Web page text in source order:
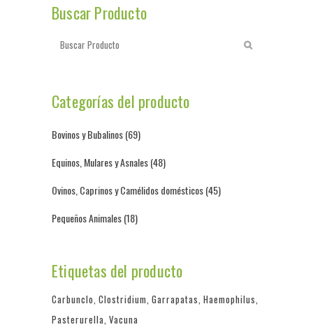
Buscar Producto
Categorías del producto
Bovinos y Bubalinos(69)
Equinos, Mulares y Asnales(48)
Ovinos, Caprinos y Camélidos domésticos(45)
Pequeños Animales(18)
Etiquetas del producto
Carbunclo Clostridium Garrapatas Haemophilus
Pasterurella Vacuna